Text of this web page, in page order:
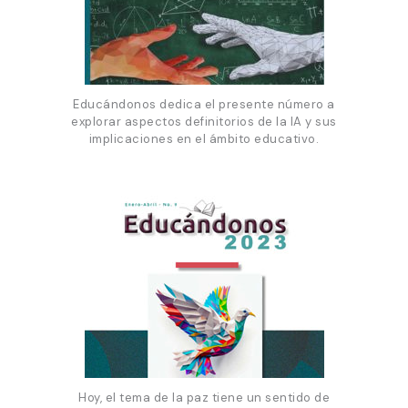
Educándonos dedica el presente número a
explorar aspectos definitorios de la IA y sus
implicaciones en el ámbito educativo.
Hoy, el tema de la paz tiene un sentido de